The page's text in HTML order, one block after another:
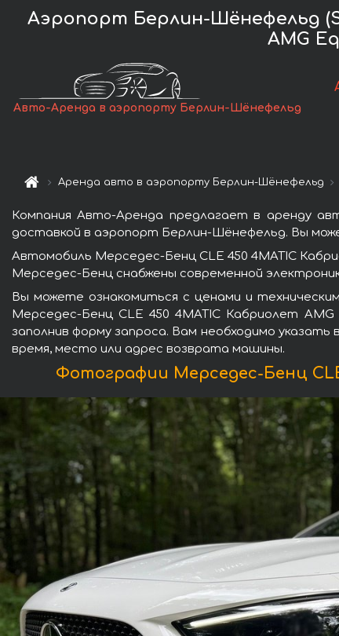
Аэропорт Берлин-Шёнефельд
AMG
Авто-Аренда в аэропорту Берлин-Шёнефельд
Аренда авто в аэропорту Берлин-Шёнефельд
Компания Авто-Аренда предлагает в аренду
доставкой в аэропорт Берлин-Шёнефельд. Вы
Автомобиль Мерседес-Бенц CLE 450 4MATIC
Мерседес-Бенц снабжены современной
Вы можете ознакомиться с ценами и
Мерседес-Бенц CLE 450 4MATIC Кабриолет
заполнив форму запроса. Вам необходимо
время, место или адрес возврата машины.
Фотографии Мерседес-Бенц